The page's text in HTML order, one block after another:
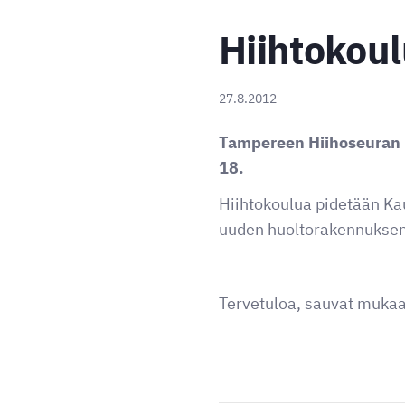
27.8.2012
Tampereen
18.
Hiihtokoulua pidetään
uuden
Tervetuloa, sauvat